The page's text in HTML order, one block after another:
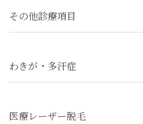
その他診療項目
わきが・多汗症
医療レーザー脱毛